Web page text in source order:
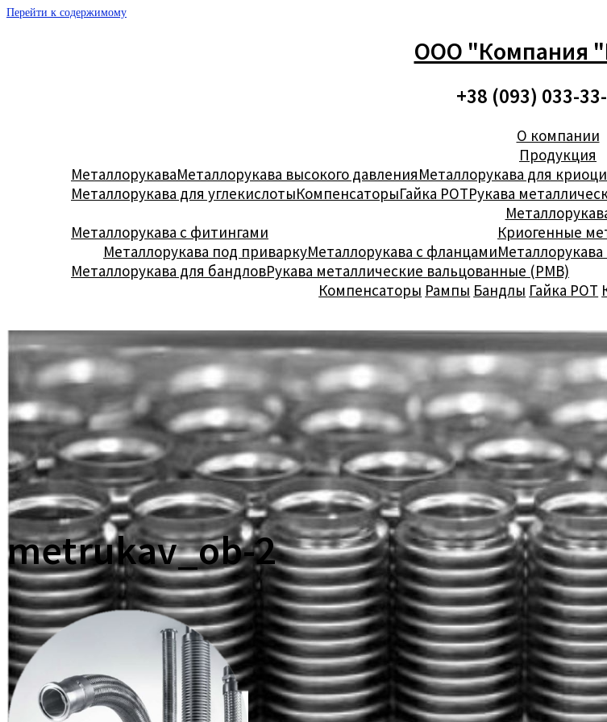
Перейти к содержимому
ООО "Компания
+38 (093) 033-
О компании
Продукция
МеталлорукаваМеталлорукава высокого давленияМеталлорукава для
Металлорукава для углекислотыКомпенсаторыГайка РОТРукава
Металлорукава с фитингами
Металлорукава под приваркуМеталлорукава с фланцами
Криогенные
Металлорукава для бандловРукава металлические вальцованные (РМВ)
Компенсаторы Рампы Бандлы Гайка РОТ
metrukav_ob-2